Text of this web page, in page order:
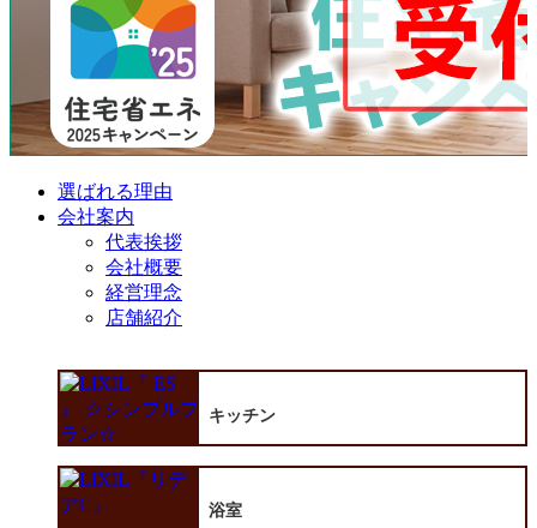
選ばれる理由
会社案内
代表挨拶
会社概要
経営理念
店舗紹介
キッチン
浴室